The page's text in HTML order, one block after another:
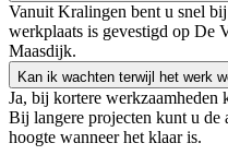
Vanuit Kralingen bent u snel
werkplaats is gevestigd op De
Maasdijk.
Kan ik wachten terwijl het werk
Ja, bij kortere werkzaamheden
Bij langere projecten kunt u de
hoogte wanneer het klaar is.